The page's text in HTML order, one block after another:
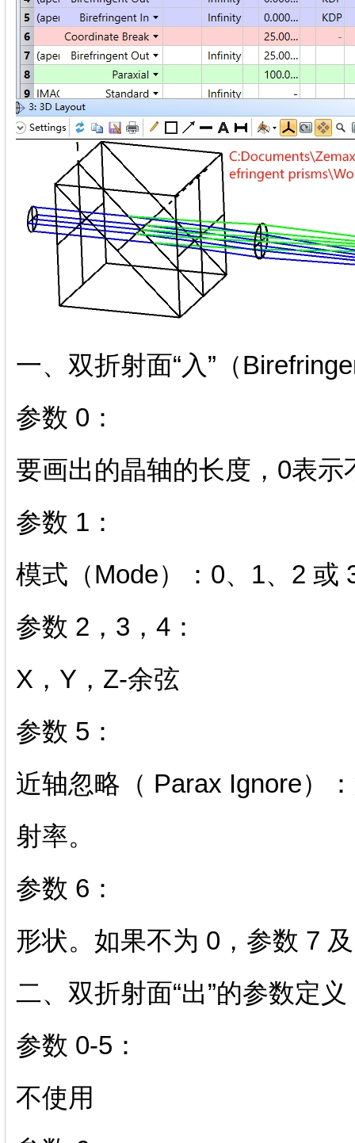
一、双折射面“入”（
参数 0：
要画出的晶轴的长度，0表示
参数 1：
模式（Mode）：0、1、2 或
参数 2，3，4：
X，Y，Z-余弦
参数 5：
近轴忽略（ Parax Ignore）
射率。
参数 6：
形状。如果不为 0，参数 7
二、双折射面“出”的参数定义
参数 0-5：
不使用